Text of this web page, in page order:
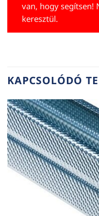
van, hogy segítsen!
keresztül.
KAPCSOLÓDÓ